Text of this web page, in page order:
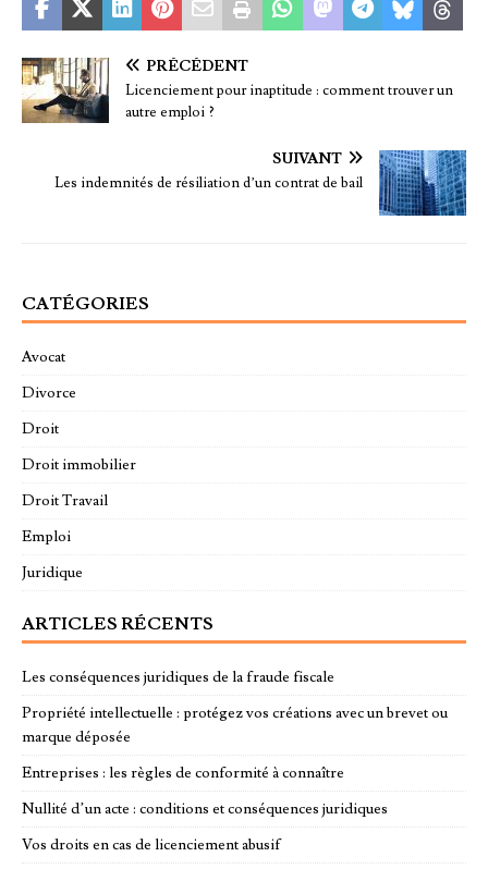
PRÉCÉDENT
Licenciement pour inaptitude : comment trouver un
autre emploi ?
SUIVANT
Les indemnités de résiliation d’un contrat de bail
CATÉGORIES
Avocat
Divorce
Droit
Droit immobilier
Droit Travail
Emploi
Juridique
ARTICLES RÉCENTS
Les conséquences juridiques de la fraude fiscale
Propriété intellectuelle : protégez vos créations avec un brevet ou
marque déposée
Entreprises : les règles de conformité à connaître
Nullité d’un acte : conditions et conséquences juridiques
Vos droits en cas de licenciement abusif